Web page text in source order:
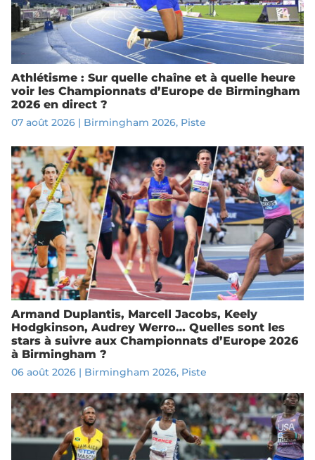
Athlétisme : Sur quelle chaîne et à quelle heure
voir les Championnats d’Europe de Birmingham
2026 en direct ?
07 août 2026| Birmingham 2026, Piste
Armand Duplantis, Marcell Jacobs, Keely
Hodgkinson, Audrey Werro… Quelles sont les
stars à suivre aux Championnats d’Europe 2026
à Birmingham ?
06 août 2026| Birmingham 2026, Piste